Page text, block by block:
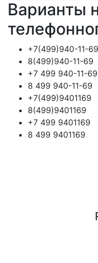
Варианты
+7(499)940-11-69
8(499)940-11-69
+7 499 940-11-69
8 499 940-11-69
+7(499)9401169
8(499)9401169
+7 499 9401169
8 499 9401169